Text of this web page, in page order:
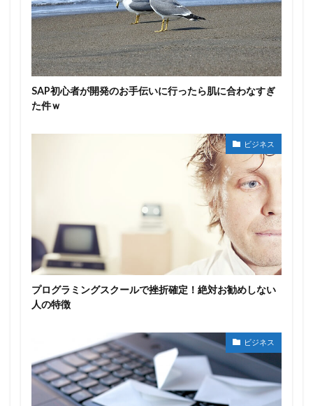
SAP初心者が開発のお手伝いに行ったら肌に合わなすぎ
た件ｗ
ビジネス
プログラミングスクールで挫折確定！絶対お勧めしない
人の特徴
ビジネス